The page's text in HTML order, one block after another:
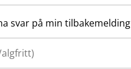
svar på min tilbakemelding